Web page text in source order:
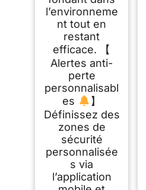
l’environneme
nt tout en
restant
efficace. 【
Alertes anti-
perte
personnalisabl
es
】
Définissez des
zones de
sécurité
personnalisée
s via
l’application